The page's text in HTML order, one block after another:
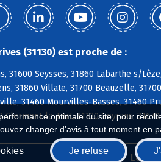
optimale du site, pour
changer d'avis à tout moment en
Je refuse
(31130) est proche de :
31600 Seysses, 31860 Labarthe s/
31860 Villate, 31700 Beauzelle,
31460 Mourvilles-Basses, 31460
Clermont-le-Fort, 31120 Goyrans,
Biocoop.fr Le